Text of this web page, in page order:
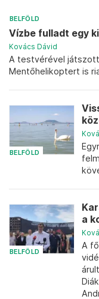
BELFÖLD
Vízbe fulladt egy
Kovács Dávid
A testvérével
Mentőhelikoptert is
BELFÖLD
BELFÖLD
a
A